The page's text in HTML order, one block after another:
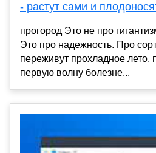
- растут сами и
прогород Это не про
Это про надежность. Про
переживут прохладное лето,
первую волну болезне...